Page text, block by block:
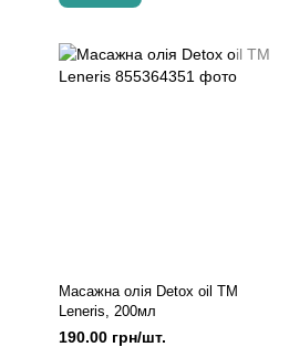
Масажна олія Detox oil TM
Leneris, 200мл
190.00 грн/шт.